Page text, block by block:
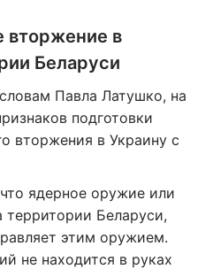
вторжение в
Беларуси
Павла Латушко, на
подготовки
вторжения в Украину с
ядерное оружие или
Беларуси,
этим оружием.
не находится в руках